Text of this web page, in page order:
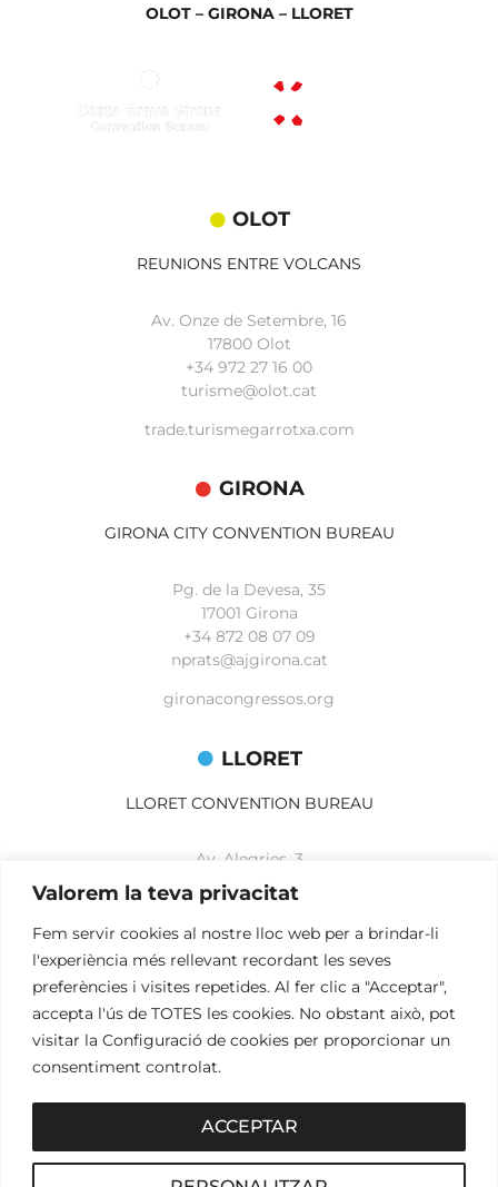
Valorem la teva privacitat
Fem servir cookies al nostre lloc web per a brindar-li
l'experiència més rellevant recordant les seves
preferències i visites repetides. Al fer clic a "Acceptar",
accepta l'ús de TOTES les cookies. No obstant això, pot
visitar la Configuració de cookies per proporcionar un
consentiment controlat.
ACCEPTAR
OLOT – GIRONA – LLORET
OLOT
REUNIONS ENTRE VOLCANS
Av. Onze de Setembre, 16
17800 Olot
+34 972 27 16 00
turisme@olot.cat
trade.turismegarrotxa.com
GIRONA
GIRONA CITY CONVENTION BUREAU
Pg. de la Devesa, 35
17001 Girona
+34 872 08 07 09
nprats@ajgirona.cat
gironacongressos.org
LLORET
LLORET CONVENTION BUREAU
Av. Alegries, 3
17310 Lloret de Mar
+34 972 365 788
mbelisario@lloret.cat
lloretcb.org
2026© OGL MEETINGS. Tots els drets reservats.